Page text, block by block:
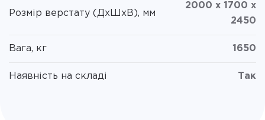
Розмір верстату (ДxШxВ), мм
2000 x 1700 x
2450
Вага, кг 1650
Наявність на складі Так